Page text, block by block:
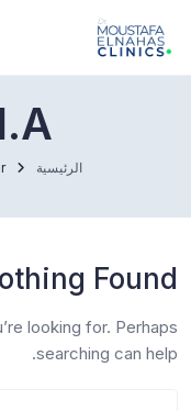
الرئيسية
Found
looking for. Perhaps
searching can help.